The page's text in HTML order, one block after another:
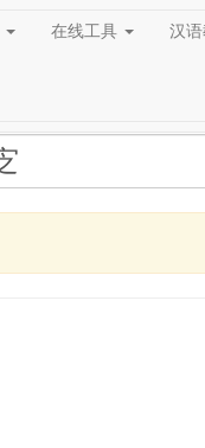
在线工具 汉